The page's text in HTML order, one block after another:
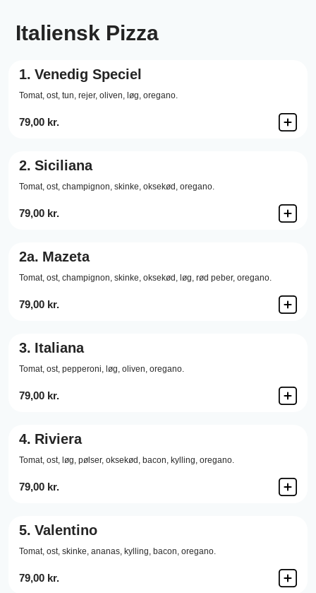
Italiensk Pizza
1. Venedig Speciel
Tomat, ost, tun, rejer, oliven, løg, oregano.
79,00 kr.
2. Siciliana
Tomat, ost, champignon, skinke, oksekød, oregano.
79,00 kr.
2a. Mazeta
Tomat, ost, champignon, skinke, oksekød, løg, rød peber, oregano.
79,00 kr.
3. Italiana
Tomat, ost, pepperoni, løg, oliven, oregano.
79,00 kr.
4. Riviera
Tomat, ost, løg, pølser, oksekød, bacon, kylling, oregano.
79,00 kr.
5. Valentino
Tomat, ost, skinke, ananas, kylling, bacon, oregano.
79,00 kr.